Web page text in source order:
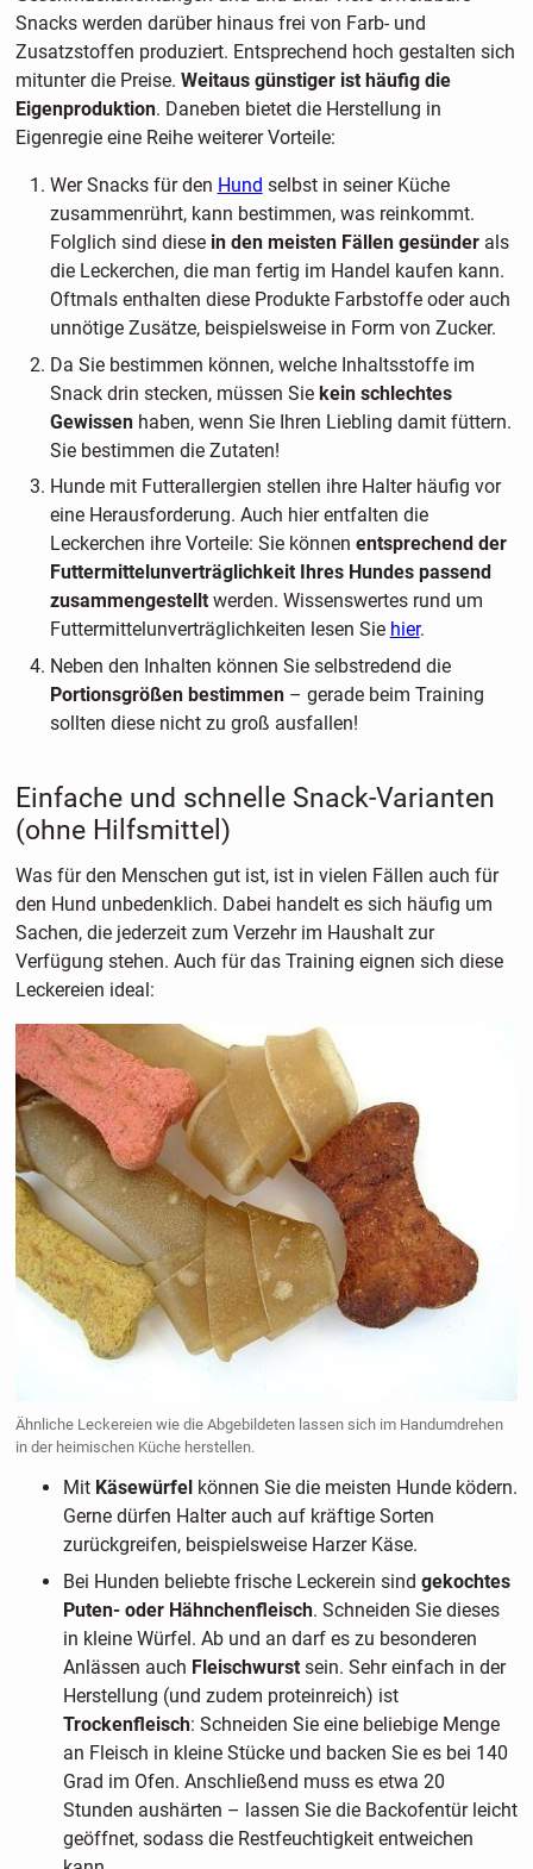
Snacks werden darüber hinaus frei von Farb- und
Zusatzstoffen produziert. Entsprechend hoch gestalten sich
mitunter die Preise. Weitaus günstiger ist häufig die
Eigenproduktion. Daneben bietet die Herstellung in
Eigenregie eine Reihe weiterer Vorteile:
Wer Snacks für den Hund selbst in seiner Küche
zusammenrührt, kann bestimmen, was reinkommt.
Folglich sind diese in den meisten Fällen gesünderals
die Leckerchen, die man fertig im Handel kaufen kann.
Oftmals enthalten diese Produkte Farbstoffe oder auch
unnötige Zusätze, beispielsweise in Form von Zucker.
Da Sie bestimmen können, welche Inhaltsstoffe im
Snack drin stecken, müssen Sie kein schlechtes
Gewissenhaben, wenn Sie Ihren Liebling damit füttern.
Sie bestimmen die Zutaten!
Hunde mit Futterallergien stellen ihre Halter häufig vor
eine Herausforderung. Auch hier entfalten die
Leckerchen ihre Vorteile: Sie können entsprechend der
Futtermittelunverträglichkeit Ihres Hundes passend
zusammengestelltwerden. Wissenswertes rund um
Futtermittelunverträglichkeiten lesen Sie hier.
Neben den Inhalten können Sie selbstredend die
Portionsgrößen bestimmen– gerade beim Training
sollten diese nicht zu groß ausfallen!
Einfache und schnelle Snack-Varianten
(ohne Hilfsmittel)
Was für den Menschen gut ist, ist in vielen Fällen auch für
den Hund unbedenklich. Dabei handelt es sich häufig um
Sachen, die jederzeit zum Verzehr im Haushalt zur
Verfügung stehen. Auch für das Training eignen sich diese
Leckereien ideal:
Ähnliche Leckereien wie die Abgebildeten lassen sich im Handumdrehen
in der heimischen Küche herstellen.
Mit Käsewürfelkönnen Sie die meisten Hunde ködern.
Gerne dürfen Halter auch auf kräftige Sorten
zurückgreifen, beispielsweise Harzer Käse.
Bei Hunden beliebte frische Leckerein sind gekochtes
Puten- oder Hähnchenfleisch. Schneiden Sie dieses
in kleine Würfel. Ab und an darf es zu besonderen
Anlässen auch Fleischwurstsein. Sehr einfach in der
Herstellung (und zudem proteinreich) ist
Trockenfleisch: Schneiden Sie eine beliebige Menge
an Fleisch in kleine Stücke und backen Sie es bei 140
Grad im Ofen. Anschließend muss es etwa 20
Stunden aushärten – lassen Sie die Backofentür leicht
geöffnet, sodass die Restfeuchtigkeit entweichen